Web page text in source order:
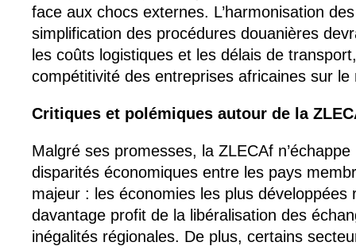
face aux chocs externes. L’harmonisation
simplification des procédures douanières
les coûts logistiques et les délais de
compétitivité des entreprises africaines sur le
Critiques et polémiques autour de la
Malgré ses promesses, la ZLECAf
disparités économiques entre les pays
majeur : les économies les plus développées
davantage profit de la libéralisation des
inégalités régionales. De plus, certains